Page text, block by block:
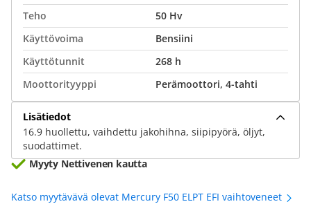
Teho
50 Hv
Käyttövoima
Bensiini
Käyttötunnit
268 h
Moottorityyppi
Perämoottori, 4-tahti
Lisätiedot
16.9 huollettu, vaihdettu jakohihna, siipipyörä, öljyt,
suodattimet.
Myyty Nettivenen kautta
Katso myytävävä olevat Mercury F50 ELPT EFI vaihtoveneet